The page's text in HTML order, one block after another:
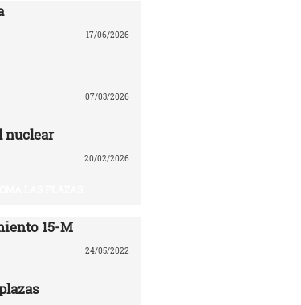
17/06/2026
07/03/2026
nuclear
20/02/2026
15-M
24/05/2022